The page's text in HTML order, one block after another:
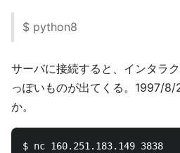
$ python8
サーバに接続すると、インタラ
っぽいものが出てくる。1997/8/
か。
$ nc 160.251.183.149 3838